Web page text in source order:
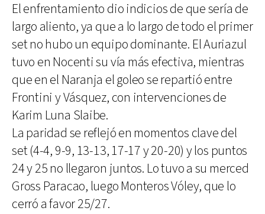
El enfrentamiento dio indicios de que sería de
largo aliento, ya que a lo largo de todo el primer
set no hubo un equipo dominante. El Auriazul
tuvo en Nocenti su vía más efectiva, mientras
que en el Naranja el goleo se repartió entre
Frontini y Vásquez, con intervenciones de
Karim Luna Slaibe.
La paridad se reflejó en momentos clave del
set (4-4, 9-9, 13-13, 17-17 y 20-20) y los puntos
24 y 25 no llegaron juntos. Lo tuvo a su merced
Gross Paracao, luego Monteros Vóley, que lo
cerró a favor 25/27.